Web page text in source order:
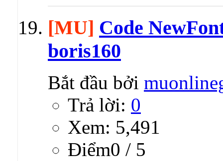
[MU] Code
boris160
Bắt đầu bởi
Trả lời: 0
Xem: 5,491
Ðiểm0 / 5